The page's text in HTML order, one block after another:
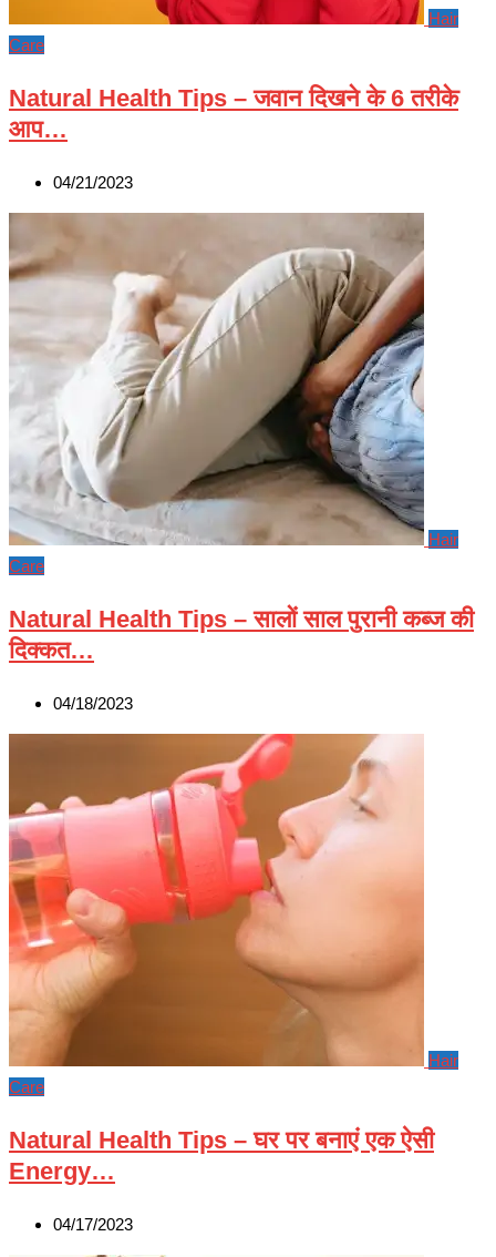
Hair
Care
Natural Health Tips – जवान दिखने के 6 तरीके
आप…
04/21/2023
Hair
Care
Natural Health Tips – सालों साल पुरानी कब्ज की
दिक्कत…
04/18/2023
Hair
Care
Natural Health Tips – घर पर बनाएं एक ऐसी
Energy…
04/17/2023